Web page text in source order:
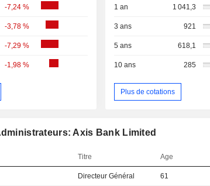
-7,24 %
-3,78 %
-7,29 %
-1,98 %
1 an 1 041,3
3 ans 921
5 ans 618,1
10 ans 285
Plus de cotations
Axis Bank Limited
Titre Age
Directeur Général 61